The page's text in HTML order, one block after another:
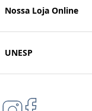
Nossa Loja Online
UNESP